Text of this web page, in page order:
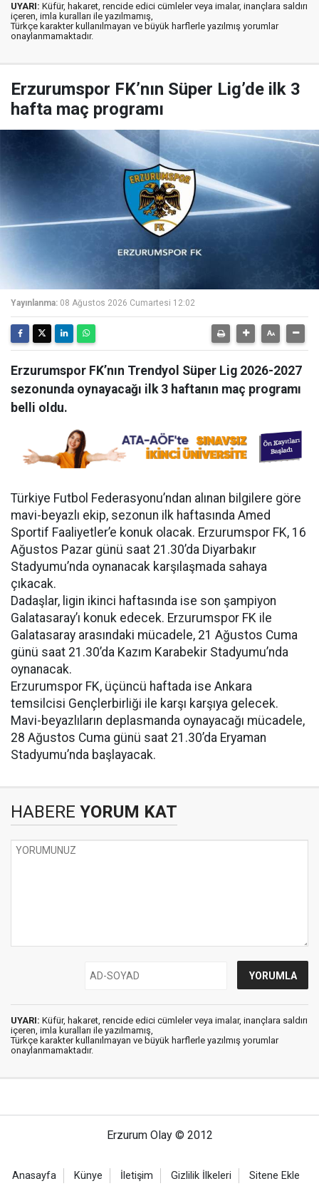
UYARI: Küfür, hakaret, rencide edici cümleler veya imalar, inançlara saldırı
içeren, imla kuralları ile yazılmamış,
Türkçe karakter kullanılmayan ve büyük harflerle yazılmış yorumlar
onaylanmamaktadır.
Erzurumspor FK’nın Süper Lig’de ilk 3
hafta maç programı
Yayınlanma: 08 Ağustos 2026 Cumartesi 12:02
Erzurumspor FK’nın Trendyol Süper Lig 2026-2027
sezonunda oynayacağı ilk 3 haftanın maç programı
belli oldu.
Türkiye Futbol Federasyonu’ndan alınan bilgilere göre
mavi-beyazlı ekip, sezonun ilk haftasında Amed
Sportif Faaliyetler’e konuk olacak. Erzurumspor FK, 16
Ağustos Pazar günü saat 21.30’da Diyarbakır
Stadyumu’nda oynanacak karşılaşmada sahaya
çıkacak.
Dadaşlar, ligin ikinci haftasında ise son şampiyon
Galatasaray’ı konuk edecek. Erzurumspor FK ile
Galatasaray arasındaki mücadele, 21 Ağustos Cuma
günü saat 21.30’da Kazım Karabekir Stadyumu’nda
oynanacak.
Erzurumspor FK, üçüncü haftada ise Ankara
temsilcisi Gençlerbirliği ile karşı karşıya gelecek.
Mavi-beyazlıların deplasmanda oynayacağı mücadele,
28 Ağustos Cuma günü saat 21.30’da Eryaman
Stadyumu’nda başlayacak.
HABERE YORUM KAT
UYARI: Küfür, hakaret, rencide edici cümleler veya imalar, inançlara saldırı
içeren, imla kuralları ile yazılmamış,
Türkçe karakter kullanılmayan ve büyük harflerle yazılmış yorumlar
onaylanmamaktadır.
Erzurum Olay © 2012
Anasayfa Künye İletişim Gizlilik İlkeleri Sitene Ekle